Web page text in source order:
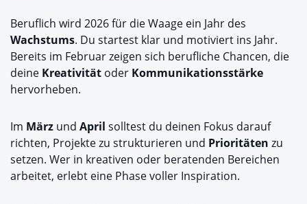
Beruflich wird 2026 für die Waage ein Jahr des
Wachstums. Du startest klar und motiviert ins Jahr.
Bereits im Februar zeigen sich berufliche Chancen, die
deine Kreativität oder Kommunikationsstärke
hervorheben.
Im März und April solltest du deinen Fokus darauf
richten, Projekte zu strukturieren und Prioritäten zu
setzen. Wer in kreativen oder beratenden Bereichen
arbeitet, erlebt eine Phase voller Inspiration.